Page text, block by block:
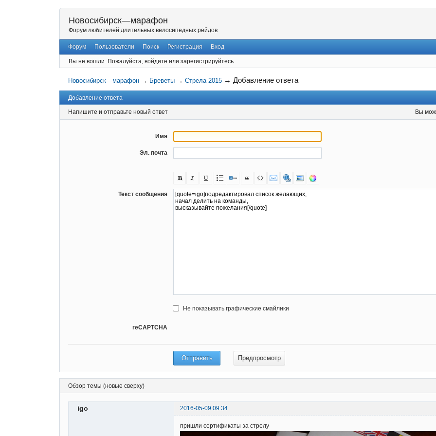
Новосибирск—марафон
Форум любителей длительных велосипедных рейдов
Форум Пользователи Поиск Регистрация Вход
Вы не вошли. Пожалуйста, войдите или зарегистрируйтесь.
Новосибирск—марафон → Бреветы →Стрела 2015 →Добавление ответа
Добавление ответа
Напишите и отправьте новый ответ Вы
Имя
Эл. почта
Текст сообщения
Не показывать графические смайлики
reCAPTCHA
Обзор темы (новые сверху)
igo 2016-05-09 09:34
пришли сертификаты за стрелу